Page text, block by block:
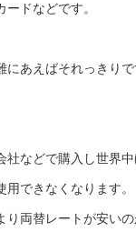
ドなどです。
あえばそれっきりで
社などで購入し世界
できなくなります。
両替レートが安いの